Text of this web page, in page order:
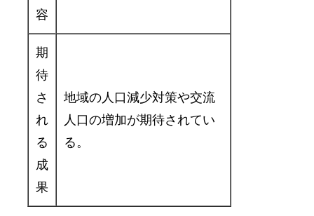
容
期
待
さ
れ
る
成
果
地域の人口減少対策や交流
人口の増加が期待されてい
る。